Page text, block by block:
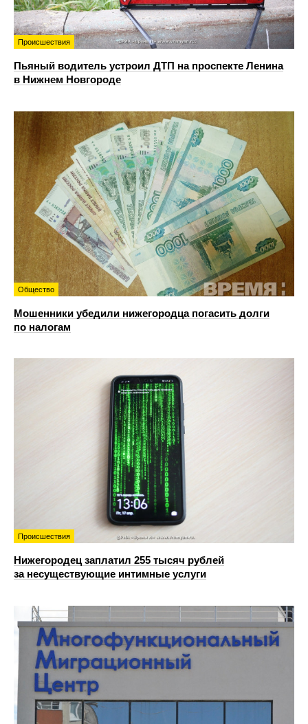
Происшествия
Пьяный водитель устроил ДТП на проспекте Ленина
в Нижнем Новгороде
Общество
Мошенники убедили нижегородца погасить долги
по налогам
Происшествия
Нижегородец заплатил 255 тысяч рублей
за несуществующие интимные услуги